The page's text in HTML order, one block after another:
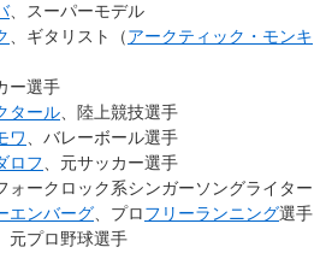
、スーパーモデル
、ギタリスト（アークティック・モンキ
ー選手
タール 、陸上競技選手
ワ
、バレーボール選手
ロフ 、元サッカー選手
ォークロック系シンガーソングライター
エンバーグ 、プロフリーランニング選手
、元プロ野球選手